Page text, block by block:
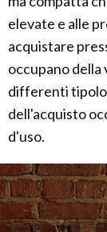
elevate e alle
acquistare
occupano della
differenti
dell'acquisto
d'uso.